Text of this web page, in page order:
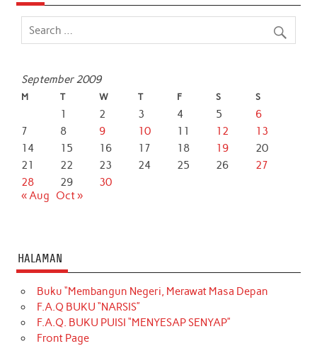
September 2009
M T W T F S S
1 2 3 4 5
6
7
8 9 10 11 12
13
14
15 16 17 18 19
20
21
22 23 24 25 26
27
28
29
30
« Aug
Oct »
HALAMAN
Buku “Membangun Negeri, Merawat Masa Depan
F.A.Q BUKU “NARSIS”
F.A.Q. BUKU PUISI “MENYESAP SENYAP”
Front Page